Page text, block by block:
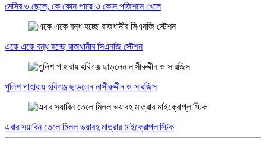
মেসির ৩ ছেলে, কে কোন পায়ে ও কোন পজিশনে খেলে
একে একে বন্ধ হচ্ছে রাজধানীর সিএনজি স্টেশন
পুলিশ পাহারায় হবিগঞ্জ ছাড়লেন নাসীরুদ্দীন ও সারজিস
এবার সয়াবিন তেলে মিলল ভয়াবহ মাত্রার মাইক্রোপ্লাস্টিক